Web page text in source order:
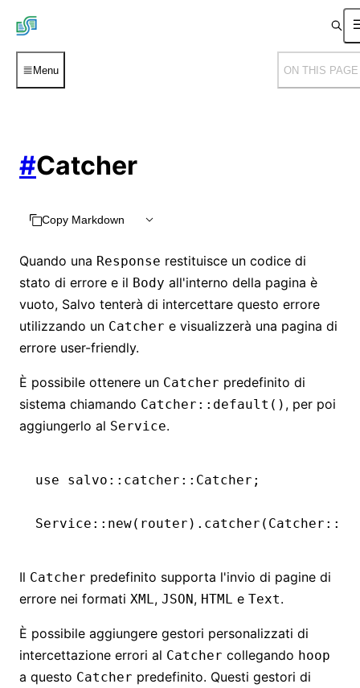
Menu ON THIS PAGE
#Catcher
Copy Markdown
Quando una Response restituisce un codice di
stato di errore e il Body all'interno della pagina è
vuoto, Salvo tenterà di intercettare questo errore
utilizzando un Catcher e visualizzerà una pagina di
errore user-friendly.
È possibile ottenere un Catcher predefinito di
sistema chiamando Catcher::default() , per poi
aggiungerlo al Service.
use salvo :: catcher :: Catcher ;
Service :: new(router) . catcher (Catcher ::
Il Catcher predefinito supporta l'invio di pagine di
errore nei formati XML, JSON, HTML e Text.
È possibile aggiungere gestori personalizzati di
intercettazione errori al Catcher collegando hoop
a questo Catcher predefinito. Questi gestori di